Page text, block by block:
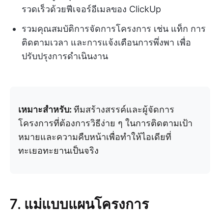
รวดเร็วด้วยฟีเจอร์อีเมลของ ClickUp
รวมคุณสมบัติการจัดการโครงการ เช่น แท็ก การ
ติดตามเวลา และการแจ้งเตือนการพึ่งพา เพื่อ
ปรับปรุงการดำเนินงาน
เหมาะสำหรับ: ทีมสร้างสรรค์และผู้จัดการ
โครงการที่ต้องการวิธีง่าย ๆ ในการติดตามเป้า
หมายและความคืบหน้าเพื่อทำให้ไอเดียที่
ทะเยอทะยานเป็นจริง
7. แม่แบบแผนโครงการ